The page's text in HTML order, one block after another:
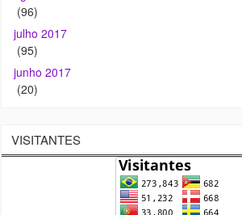
junho 2017
(20)
VISITANTES